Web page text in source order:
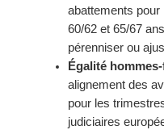
abattements pour
60/62 et 65/67
pérenniser ou
Égalité
alignement des
pour les
judiciaires